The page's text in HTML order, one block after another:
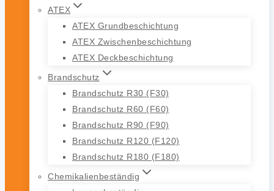
ATEX
ATEX Grundbeschichtung
ATEX Zwischenbeschichtung
ATEX Deckbeschichtung
Brandschutz
Brandschutz R30 (F30)
Brandschutz R60 (F60)
Brandschutz R90 (F90)
Brandschutz R120 (F120)
Brandschutz R180 (F180)
Chemikalienbeständig